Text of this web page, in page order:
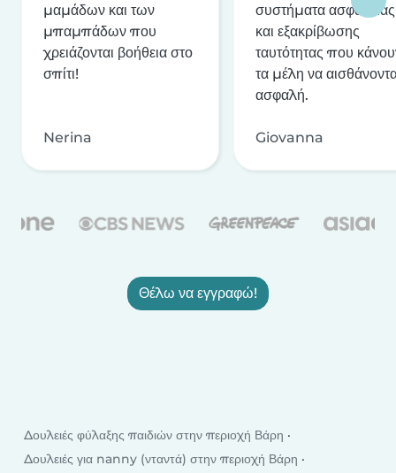
μαμάδων και των
μπαμπάδων που
χρειάζονται βοήθεια στο
σπίτι!
Nerina
συστήματα ασφαλείας
και εξακρίβωσης
ταυτότητας που
τα μέλη να
ασφαλή.
Giovanna
Θέλω να εγγραφώ!
Δουλειές φύλαξης παιδιών στην περιοχή Βάρη
Δουλειές για nanny (νταντά) στην περιοχή Βάρη